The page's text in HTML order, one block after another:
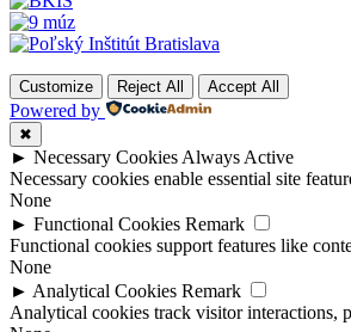
Customize Reject All Accept All
Powered by
✖
► Necessary Cookies Always Active
Necessary cookies enable essential site
None
► Functional Cookies Remark
Functional cookies support features like
None
► Analytical Cookies Remark
Analytical cookies track visitor interactions,